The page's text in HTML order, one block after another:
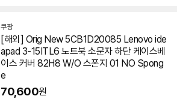
쿠팡
[해외] Orig New 5CB1D20085 Lenovo ide
apad 3-15ITL6 노트북 소문자 하단 케이스베
이스 커버 82H8 W/O 스폰지 01 NO Spong
e
70,600원